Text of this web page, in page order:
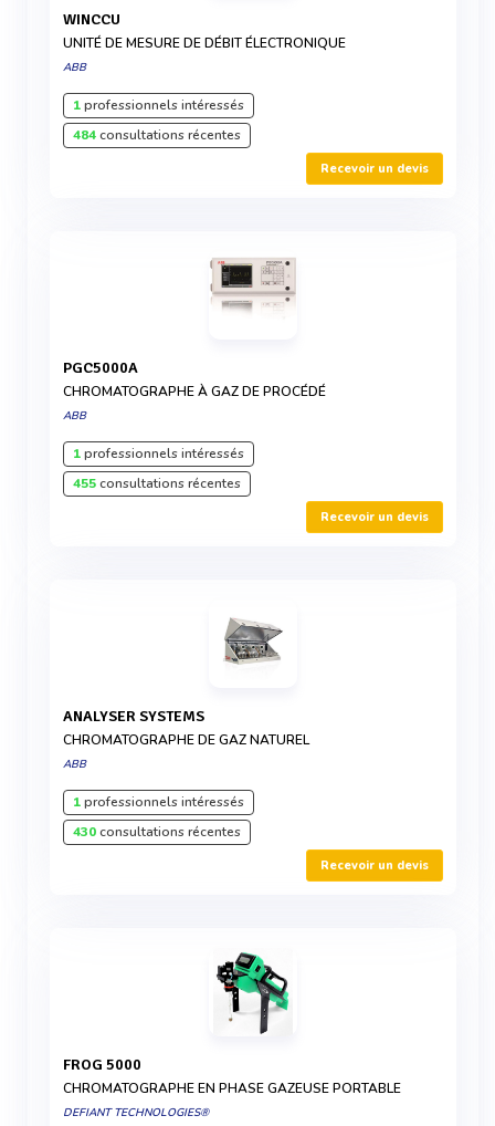
WINCCU
UNITÉ DE MESURE DE DÉBIT ÉLECTRONIQUE
ABB
1professionnels intéressés
484consultations récentes
Recevoir un devis
PGC5000A
CHROMATOGRAPHE À GAZ DE PROCÉDÉ
ABB
1professionnels intéressés
455consultations récentes
Recevoir un devis
ANALYSER SYSTEMS
CHROMATOGRAPHE DE GAZ NATUREL
ABB
1professionnels intéressés
430consultations récentes
Recevoir un devis
FROG 5000
CHROMATOGRAPHE EN PHASE GAZEUSE PORTABLE
DEFIANT TECHNOLOGIES®